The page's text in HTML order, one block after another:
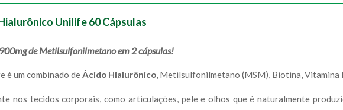
Unilife 60 Cápsulas
de Metilsulfonilmetano em 2 cápsulas!
é um combinado deÁcido Hialurônico, Metilsulfonilmetano (MSM), Biotina, Vitamina
nos tecidos corporais, como articulações, pele e olhos que é naturalmente